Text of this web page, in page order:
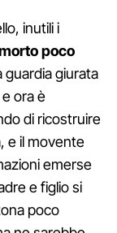
inutili i
poco
guardia giurata
ora è
di ricostruire
e il movente
emerse
e figlio si
poco